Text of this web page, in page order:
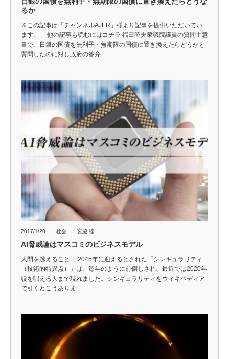
るか
※この記事は「チャンネルAJER」様より記事を提供いただいてい
ます。 他の記事も読むにはコチラ 福田昭夫衆議院議員の質問主意
書で、日銀の国債を無利子・無期限の国債に置き換えたらどうかと
質問したのに対し政府の答弁…
2017/1/20 社会 宮脇 睦
AI脅威論はマスコミのビジネスモデル
人間を越えること 2045年に迎えるとされた「シンギュラリティ
（技術的特異点）」は、毎年のように前倒しされ、最近では2020年
説を唱える人まで現れました。シンギュラリティをウィキペディア
で引くとこうありま…